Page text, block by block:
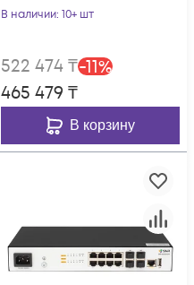
В наличии: 10+ шт
522 474₸-11%
465 479 ₸
В корзину